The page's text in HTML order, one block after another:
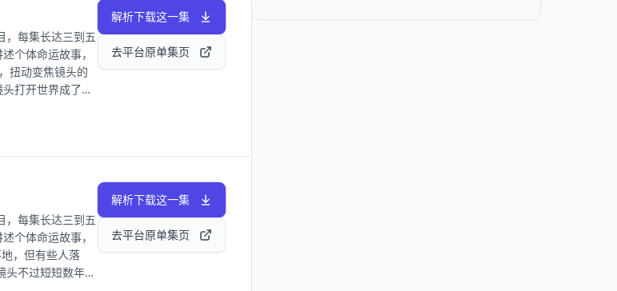
像类 AI 应用。
频弥补这个遗憾。
大闹一场的年轻
他的创业之路。
转战字节
成绩斐然
推荐嘉宾
，每集长达三到五
个体命运故事，
扭动变焦镜头的
打开世界成了他
岛近距离拍摄喷
原探险，去大海
人抵达过的地
更有着值得无限期
，我们会一起谈
将听到】 00:42
以为家里很穷
能站着赚钱吗
解析下载这一集
去平台原单集页
，每集长达三到五
个体命运故事，
，但有些人落
不过短短数年，
解析下载这一集
去平台原单集页